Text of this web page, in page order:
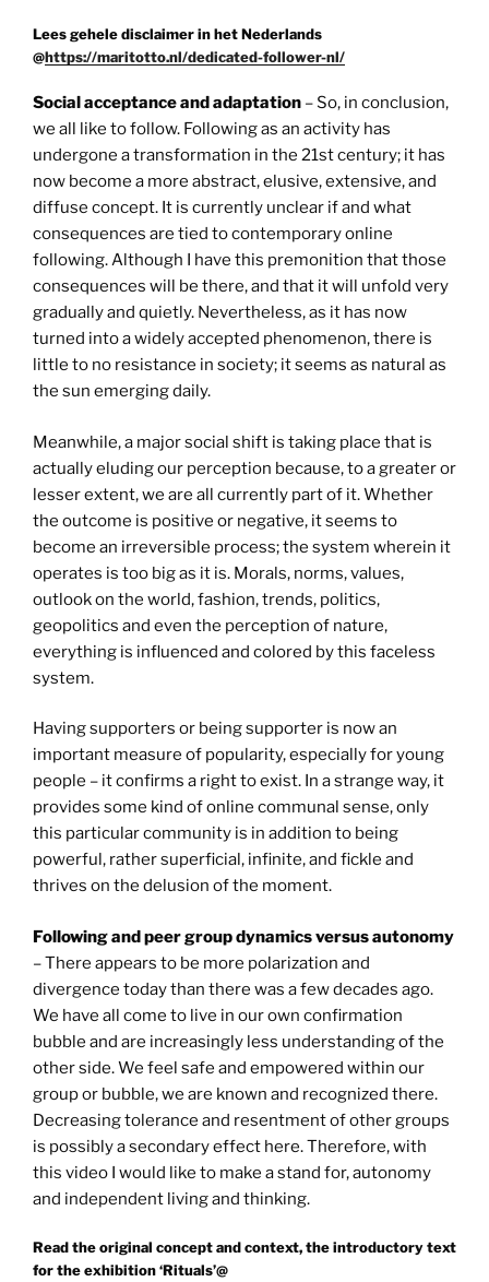
Lees gehele disclaimer in het Nederlands
@https://maritotto.nl/dedicated-follower-nl/
Social acceptance and adaptation – So, in conclusion,
we all like to follow. Following as an activity has
undergone a transformation in the 21st century; it has
now become a more abstract, elusive, extensive, and
diffuse concept. It is currently unclear if and what
consequences are tied to contemporary online
following. Although I have this premonition that those
consequences will be there, and that it will unfold very
gradually and quietly. Nevertheless, as it has now
turned into a widely accepted phenomenon, there is
little to no resistance in society; it seems as natural as
the sun emerging daily.
Meanwhile, a major social shift is taking place that is
actually eluding our perception because, to a greater or
lesser extent, we are all currently part of it. Whether
the outcome is positive or negative, it seems to
become an irreversible process; the system wherein it
operates is too big as it is. Morals, norms, values,
outlook on the world, fashion, trends, politics,
geopolitics and even the perception of nature,
everything is influenced and colored by this faceless
system.
Having supporters or being supporter is now an
important measure of popularity, especially for young
people – it confirms a right to exist. In a strange way, it
provides some kind of online communal sense, only
this particular community is in addition to being
powerful, rather superficial, infinite, and fickle and
thrives on the delusion of the moment.
Following and peer group dynamics versus autonomy
– There appears to be more polarization and
divergence today than there was a few decades ago.
We have all come to live in our own confirmation
bubble and are increasingly less understanding of the
other side. We feel safe and empowered within our
group or bubble, we are known and recognized there.
Decreasing tolerance and resentment of other groups
is possibly a secondary effect here. Therefore, with
this video I would like to make a stand for, autonomy
and independent living and thinking.
Read the original concept and context, the introductory text
for the exhibition ‘Rituals’@